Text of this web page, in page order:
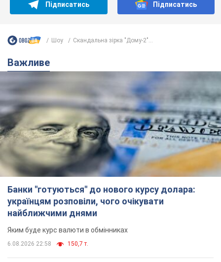
Підписатись Підписатись
Шоу Скандальна зірка "Дому-2"...
Важливе
Банки "готуються" до нового курсу долара:
українцям розповіли, чого очікувати
найближчими днями
Яким буде курс валюти в обмінниках
6.08.2026 22:58 150,7 т.